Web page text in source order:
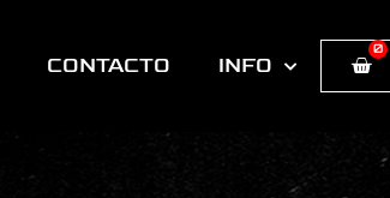
CONTACTO INFO
0
Cart